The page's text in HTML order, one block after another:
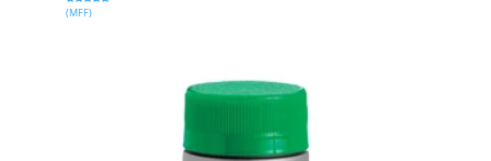
Note
5.00
(MFF)